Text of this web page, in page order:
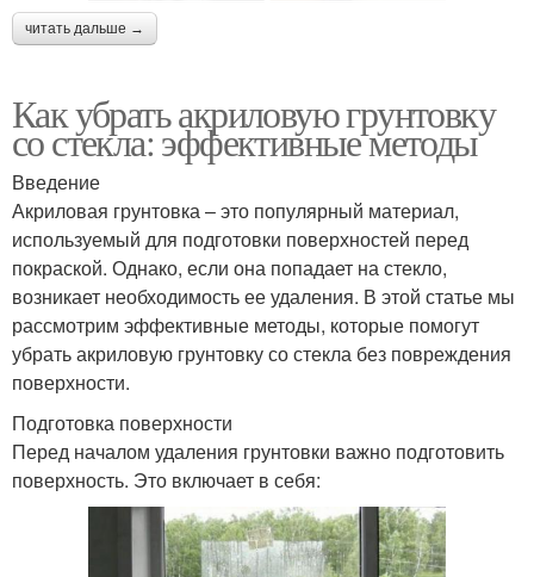
читать дальше →
Как убрать акриловую грунтовку
со стекла: эффективные методы
Введение
Акриловая грунтовка – это популярный материал,
используемый для подготовки поверхностей перед
покраской. Однако, если она попадает на стекло,
возникает необходимость ее удаления. В этой статье мы
рассмотрим эффективные методы, которые помогут
убрать акриловую грунтовку со стекла без повреждения
поверхности.
Подготовка поверхности
Перед началом удаления грунтовки важно подготовить
поверхность. Это включает в себя: